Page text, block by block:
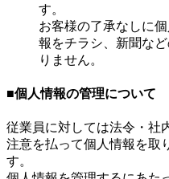
す。
お客様の了承なしに
報をチラシ、新聞な
りません。
■個人情報の管理について
従業員に対しては法令・社
注意を払って個人情報を取
す。